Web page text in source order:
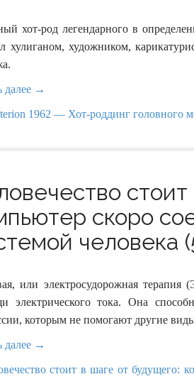
хот-род легендарного в
хулиганом, художником,
далее →
скоро
человека
или электросудорожная
электрического тока. Она
которым не помогают другие
далее →